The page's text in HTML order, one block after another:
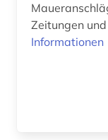
ballett (1)
Zeitungen
Informationen